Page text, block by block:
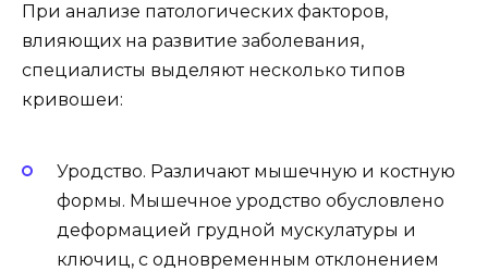
При анализе патологических факторов,
влияющих на развитие заболевания,
специалисты выделяют несколько типов
кривошеи:
Уродство. Различают мышечную и костную
формы. Мышечное уродство обусловлено
деформацией грудной мускулатуры и
ключиц, с одновременным отклонением